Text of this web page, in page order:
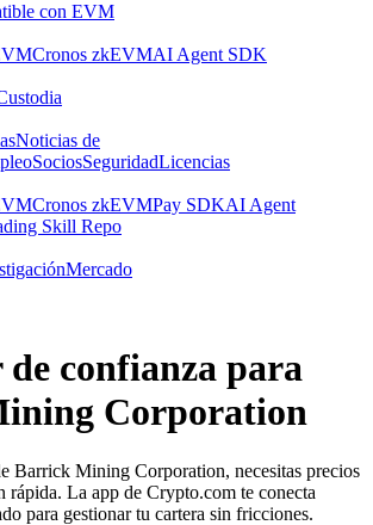
con EVM
Cronos zkEVMAI Agent SDK
Noticias de
SociosSeguridadLicencias
Cronos zkEVMPay SDKAI Agent
Skill Repo
Mercado
confianza para
Corporation
Barrick Mining Corporation, necesitas precios
rápida. La app de Crypto.com te conecta
para gestionar tu cartera sin fricciones.